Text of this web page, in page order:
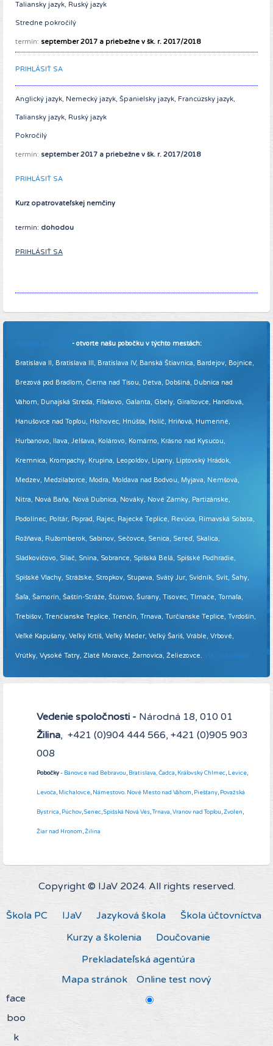
Taliansky jazyk, Ruský jazyk
Stredne pokročilý
termín: september 2017 a priebežne v šk. r. 2017/2018
PRIHLÁSIŤ SA
Anglický jazyk, Nemecký jazyk, Španielsky jazyk, Francúzsky jazyk,
Taliansky jazyk, Ruský jazyk
Pokročilý
termín: september 2017 a priebežne v šk. r. 2017/2018
PRIHLÁSIŤ SA
Kurz opatrovateľskej nemčiny
termín: dohodou
PRIHLÁSIŤ SA
Pridajte sa k nám - otvorte našu pobočku v týchto mestách:
Bratislava II, Bratislava III, Bratislava IV, Banská Štiavnica, Bardejov, Bojnice,
Brezová pod Bradlom, Čierna nad Tisou, Detva, Dobšiná, Dubnica nad
Váhom, Dunajská Streda, Fiľakovo, Galanta, Gbely, Giraltovce, Handlová,
Hanušovce nad Topľou, Hlohovec, Hnúšťa, Holíč, Hriňová, Humenné,
Hurbanovo, Ilava, Jelšava, Kolárovo, Komárno, Krásno nad Kysucou,
Kremnica, Krompachy, Krupina, Leopoldov, Lipany, Liptovský Hrádok,
Medzev, Medzilaborce, Modra, Moldava nad Bodvou, Myjava, Nemšová,
Nitra, Nová Baňa, Nová Dubnica, Nováky, Nové Zámky, Partizánske,
Podolínec, Poltár, Poprad, Rajec, Rajecké Teplice, Revúca, Rimavská Sobota,
Rožňava, Ružomberok, Sabinov, Sečovce, Senica, Sereď, Skalica,
Sládkovičovo, Sliač, Snina, Sobrance, Spišská Belá, Spišské Podhradie,
Spišské Vlachy, Strážske, Stropkov, Stupava, Svätý Jur, Svidník, Svit, Šahy,
Šaľa, Šamorín, Šaštín-Stráže, Štúrovo, Šurany, Tisovec, Tlmače, Tornaľa,
Trebišov, Trenčianske Teplice, Trenčín, Trnava, Turčianske Teplice, Tvrdošín,
Veľké Kapušany, Veľký Krtíš, Veľký Meder, Veľký Šariš, Vráble, Vrbové,
Vrútky, Vysoké Tatry, Zlaté Moravce, Žarnovica, Želiezovce. Viac informácií ...
Vedenie spoločnosti - Národná 18, 010 01
Žilina, +421 (0)904 444 566, +421 (0)905 903
008
Pobočky- Bánovce nad Bebravou, Bratislava,Čadca, Kráľovský Chlmec, Levice,
Levoča, Michalovce, Námestovo. Nové Mesto nad Váhom, Piešťany, Považská
Bystrica, Púchov,Senec,Spišská Nová Ves,Trnava,Vranov nad Topľou,Zvolen,
Žiar nad Hronom,Žilina
Copyright © IJaV 2024. All rights reserved.
Škola PC IJaV Jazyková škola
Škola účtovníctva
Kurzy a školenia
Doučovanie
Prekladateľská agentúra
Mapa stránok
Online test nový
face
boo
k